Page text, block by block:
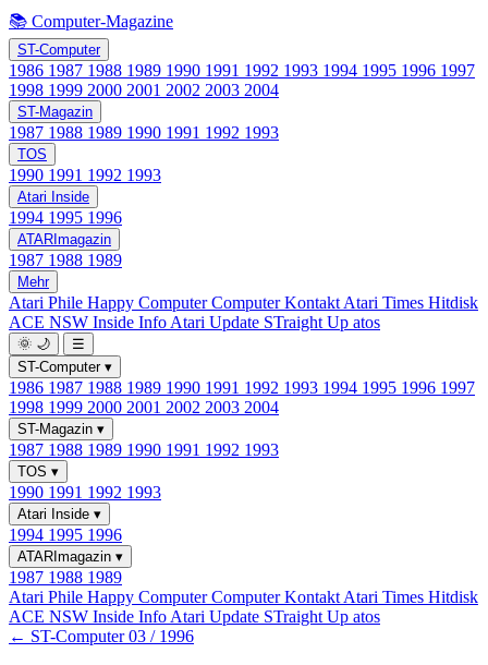
📚 Computer-Magazine
ST-Computer
1986 1987 1988 1989 1990 1991 1992 1993 1994 1995 1996 1997
1998 1999 2000 2001 2002 2003 2004
ST-Magazin
1987 1988 1989 1990 1991 1992 1993
TOS
1990 1991 1992 1993
Atari Inside
1994 1995 1996
ATARImagazin
1987 1988 1989
Mehr
Atari Phile Happy ComputerComputer Kontakt Atari Times Hitdisk
ACE NSW Inside Info Atari Update STraight Up atos
🌞 🌙
☰
ST-Computer ▾
1986 1987 1988 1989 1990 1991 1992 1993 1994 1995 1996 1997
1998 1999 2000 2001 2002 2003 2004
ST-Magazin ▾
1987 1988 1989 1990 1991 1992 1993
TOS ▾
1990 1991 1992 1993
Atari Inside ▾
1994 1995 1996
ATARImagazin ▾
1987 1988 1989
Atari Phile Happy ComputerComputer Kontakt Atari Times Hitdisk
ACE NSW Inside Info Atari Update STraight Up atos
← ST-Computer 03 / 1996